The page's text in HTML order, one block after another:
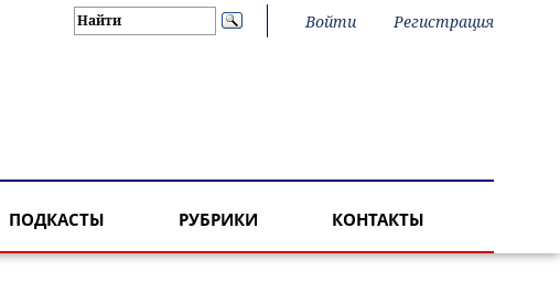
Войти Регистрация
ПОДКАСТЫ РУБРИКИ КОНТАКТЫ